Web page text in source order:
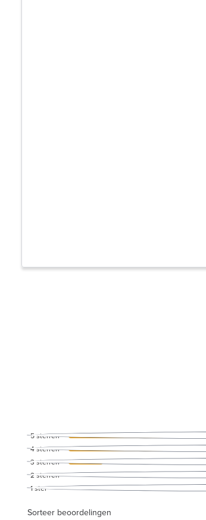
5sterren
4sterren
3 sterren
2sterren
1ster
Sorteer beoordelingen